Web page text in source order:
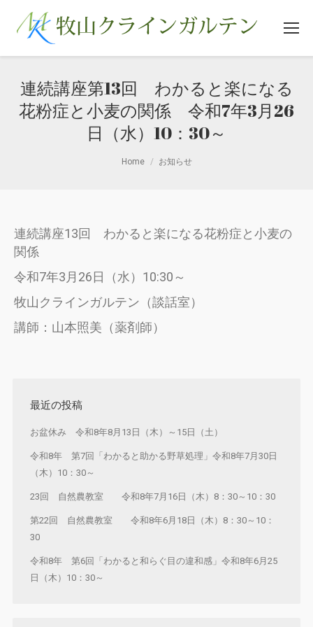
連続講座第13回 わかると楽になる
花粉症と小麦の関係 令和7年3月26
日（水）10：30～
Home お知らせ
連続講座13回 わかると楽になる花粉症と小麦の
関係
令和7年3月26日（水）10:30～
牧山クラインガルテン（談話室）
講師：山本照美（薬剤師）
最近の投稿
お盆休み 令和8年8月13日（木）～15日（土）
令和8年 第7回「わかると助かる野草処理」令和8年7月30日
（木）10：30～
23回 自然農教室 令和8年7月16日（木）8：30～10：30
第22回 自然農教室 令和8年6月18日（木）8：30～10：
30
令和8年 第6回「わかると和らぐ目の違和感」令和8年6月25
日（木）10：30～